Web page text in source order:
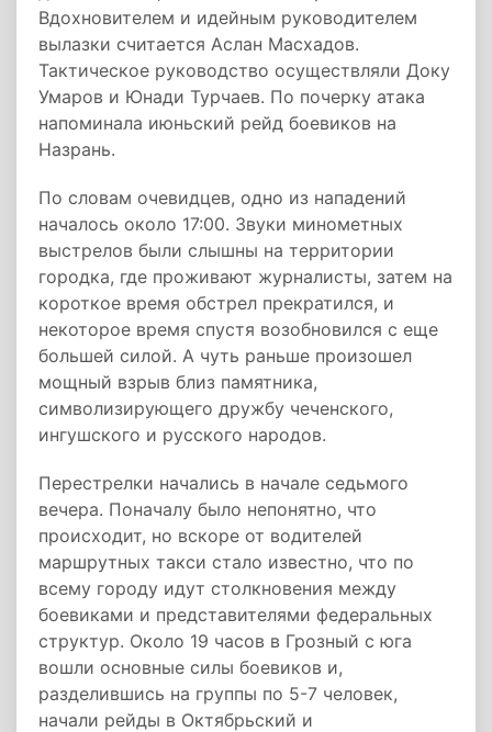
Вдохновителем и идейным руководителем
вылазки считается Аслан Масхадов.
Тактическое руководство осуществляли Доку
Умаров и Юнади Турчаев. По почерку атака
напоминала июньский рейд боевиков на
Назрань.
По словам очевидцев, одно из нападений
началось около 17:00. Звуки минометных
выстрелов были слышны на территории
городка, где проживают журналисты, затем на
короткое время обстрел прекратился, и
некоторое время спустя возобновился с еще
большей силой. А чуть раньше произошел
мощный взрыв близ памятника,
символизирующего дружбу чеченского,
ингушского и русского народов.
Перестрелки начались в начале седьмого
вечера. Поначалу было непонятно, что
происходит, но вскоре от водителей
маршрутных такси стало известно, что по
всему городу идут столкновения между
боевиками и представителями федеральных
структур. Около 19 часов в Грозный с юга
вошли основные силы боевиков и,
разделившись на группы по 5-7 человек,
начали рейды в Октябрьский и